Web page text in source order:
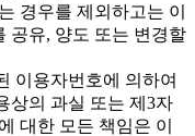
경우를 제외하고는 이
공유, 양도 또는 변경할
이용자번호에 의하여
상의 과실 또는 제3자
대한 모든 책임은 이